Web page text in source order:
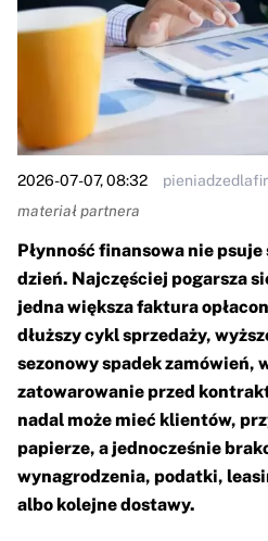
2026-07-07, 08:32
materiał partnera
Płynność finansowa nie psuje
dzień. Najczęściej pogarsza
jedna większa faktura
dłuższy cykl sprzedaży,
sezonowy spadek zamówień,
zatowarowanie przed
nadal może mieć klientów,
papierze, a jednocześnie
wynagrodzenia, podatki,
albo kolejne dostawy.